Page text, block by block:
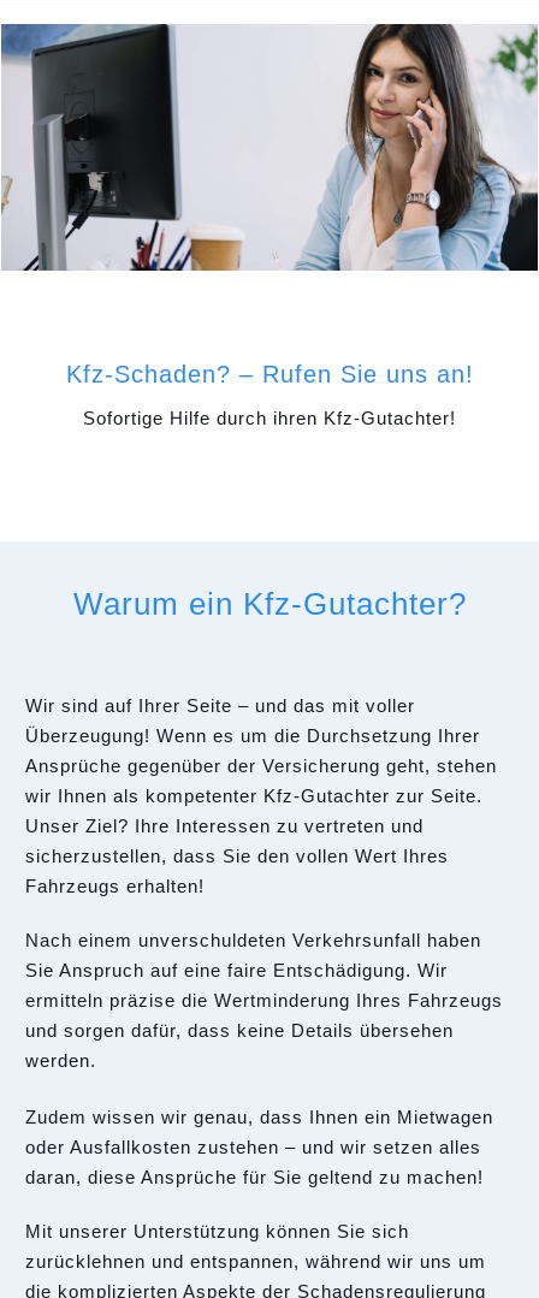
Kfz-Schaden? – Rufen Sie uns an!
Sofortige Hilfe durch ihren Kfz-Gutachter!
Warum ein Kfz-Gutachter?
Wir sind auf Ihrer Seite – und das mit voller
Überzeugung! Wenn es um die Durchsetzung Ihrer
Ansprüche gegenüber der Versicherung geht, stehen
wir Ihnen als kompetenter Kfz-Gutachter zur Seite.
Unser Ziel? Ihre Interessen zu vertreten und
sicherzustellen, dass Sie den vollen Wert Ihres
Fahrzeugs erhalten!
Nach einem unverschuldeten Verkehrsunfall haben
Sie Anspruch auf eine faire Entschädigung. Wir
ermitteln präzise die Wertminderung Ihres Fahrzeugs
und sorgen dafür, dass keine Details übersehen
werden.
Zudem wissen wir genau, dass Ihnen ein Mietwagen
oder Ausfallkosten zustehen – und wir setzen alles
daran, diese Ansprüche für Sie geltend zu machen!
Mit unserer Unterstützung können Sie sich
zurücklehnen und entspannen, während wir uns um
die komplizierten Aspekte der Schadensregulierung